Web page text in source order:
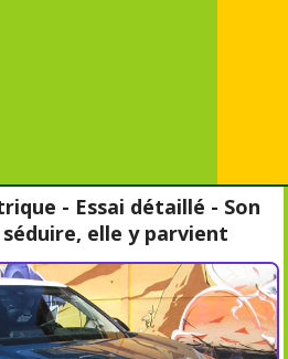
- Essai détaillé - Son
elle y parvient